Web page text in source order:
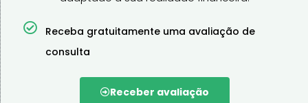
Receba gratuitamente uma avaliação de
consulta
Receber avaliação